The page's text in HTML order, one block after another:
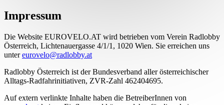
Impressum
Die Website EUROVELO.AT wird betrieben vom Verein Radlobby
Österreich, Lichtenauergasse 4/1/1, 1020 Wien. Sie erreichen uns
untereurovelo@radlobby.at
Radlobby Österreich ist der Bundesverband aller österreichischer
Alltags-Radfahrinitiativen, ZVR-Zahl 462404695.
Auf extern verlinkte Inhalte haben die BetreiberInnen von